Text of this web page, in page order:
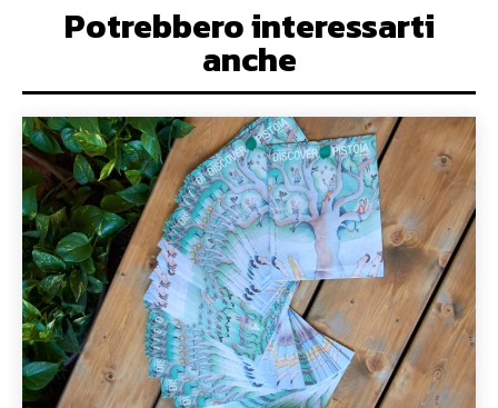
Potrebbero interessarti
anche